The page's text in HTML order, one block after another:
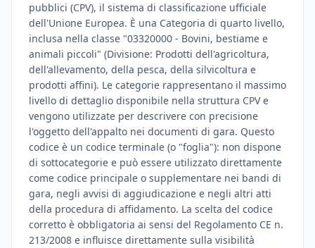
pubblici (CPV), il sistema di classificazione ufficiale
dell'Unione Europea. È una Categoria di quarto livello,
inclusa nella classe "03320000 - Bovini, bestiame e
animali piccoli" (Divisione: Prodotti dell'agricoltura,
dell'allevamento, della pesca, della silvicoltura e
prodotti affini). Le categorie rappresentano il massimo
livello di dettaglio disponibile nella struttura CPV e
vengono utilizzate per descrivere con precisione
l'oggetto dell'appalto nei documenti di gara. Questo
codice è un codice terminale (o "foglia"): non dispone
di sottocategorie e può essere utilizzato direttamente
come codice principale o supplementare nei bandi di
gara, negli avvisi di aggiudicazione e negli altri atti
della procedura di affidamento. La scelta del codice
corretto è obbligatoria ai sensi del Regolamento CE n.
213/2008 e influisce direttamente sulla visibilità